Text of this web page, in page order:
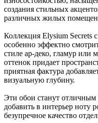
создания стильных
различных жилых
Коллекция Elysium Secrets
особенно эффектно
стиле ар-деко, гламур или
оттенок придает
приятная фактура
визуальную глубину.
Эти обои станут отличным
добавить в интерьер ноту
безупречное качество